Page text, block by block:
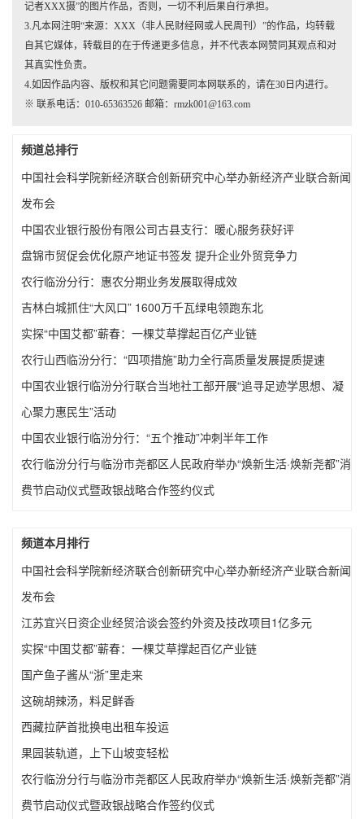
记者XXX摄”的图片作品，否则，一切不利后果自行承担。
3.凡本网注明“来源：XXX（非人民财经网或人民周刊）”的作品，均转载
自其它媒体，转载目的在于传递更多信息，并不代表本网赞同其观点和对
其真实性负责。
4.如因作品内容、版权和其它问题需要同本网联系的，请在30日内进行。
※ 联系电话：010-65363526 邮箱：rmzk001@163.com
频道总排行
中国社会科学院新经济联合创新研究中心举办新经济产业联合新闻
发布会
中国农业银行股份有限公司古县支行：暖心服务获好评
盘锦市贸促会优化原产地证书签发 提升企业外贸竞争力
农行临汾分行：惠农分期业务发展取得成效
吉林白城抓住“大风口” 1600万千瓦绿电领跑东北
实探“中国艾都”蕲春：一棵艾草撑起百亿产业链
农行山西临汾分行：“四项措施”助力全行高质量发展提质提速
中国农业银行临汾分行联合当地社工部开展“追寻足迹学思想、凝
心聚力惠民生”活动
中国农业银行临汾分行：“五个推动”冲刺半年工作
农行临汾分行与临汾市尧都区人民政府举办“焕新生活·焕新尧都”消
费节启动仪式暨政银战略合作签约仪式
频道本月排行
中国社会科学院新经济联合创新研究中心举办新经济产业联合新闻
发布会
江苏宜兴日资企业经贸洽谈会签约外资及技改项目1亿多元
实探“中国艾都”蕲春：一棵艾草撑起百亿产业链
国产鱼子酱从“浙”里走来
这碗胡辣汤，料足鲜香
西藏拉萨首批换电出租车投运
果园装轨道，上下山坡变轻松
农行临汾分行与临汾市尧都区人民政府举办“焕新生活·焕新尧都”消
费节启动仪式暨政银战略合作签约仪式